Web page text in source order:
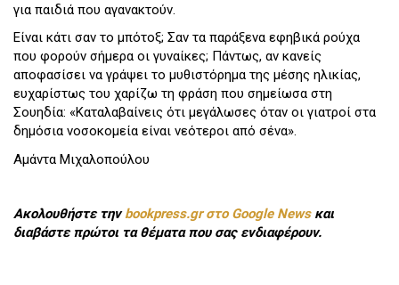
για παιδιά που αγανακτούν.
Είναι κάτι σαν το μπότοξ; Σαν τα παράξενα εφηβικά ρούχα
που φορούν σήμερα οι γυναίκες; Πάντως, αν κανείς
αποφασίσει να γράψει το μυθιστόρημα της μέσης ηλικίας,
ευχαρίστως του χαρίζω τη φράση που σημείωσα στη
Σουηδία: «Καταλαβαίνεις ότι μεγάλωσες όταν οι γιατροί στα
δημόσια νοσοκομεία είναι νεότεροι από σένα».
Αμάντα Μιχαλοπούλου
Ακολουθήστε τηνbookpress.gr στο Google Newsκαι
διαβάστε πρώτοι τα θέματα που σας ενδιαφέρουν.